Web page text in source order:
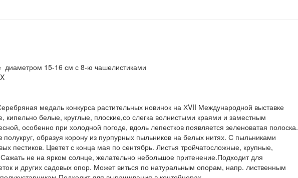
диаметром 15-16 см с 8-ю чашелистиками
медаль конкурса растительных новинок на ХVII Международной выставке
кипельно белые, круглые, плоские,со слегка волнистыми краями и заместным
особенно при холодной погоде, вдоль лепестков появляется зеленоватая полоска.
образуя корону из пурпурных пыльников на белых нитях. С пыльниками
пестиков. Цветет с конца мая по сентябрь. Листья тройчатосложные, крупные,
не на ярком солнце, желательно небольшое притенение.Подходит для
и других садовых опор. Может виться по натуральным опорам, напр. лиственным